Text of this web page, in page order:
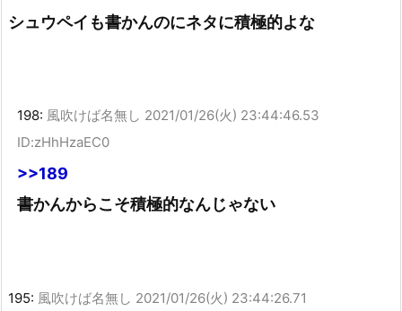
シュウペイも書かんのにネタに積極的よな
198: 風吹けば名無し 2021/01/26(火) 23:44:46.53
ID:zHhHzaEC0
>>189
書かんからこそ積極的なんじゃない
195: 風吹けば名無し 2021/01/26(火) 23:44:26.71